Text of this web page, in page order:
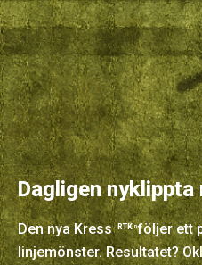
Dagligen nyklippta
Den nya Kress RTK n
följer ett
linjemönster. Resultatet?